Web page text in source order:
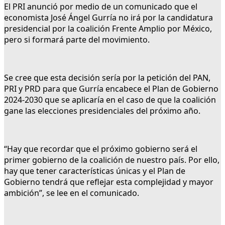
El PRI anunció por medio de un comunicado que el
economista José Ángel Gurría no irá por la candidatura
presidencial por la coalición Frente Amplio por México,
pero si formará parte del movimiento.
Se cree que esta decisión sería por la petición del PAN,
PRI y PRD para que Gurría encabece el Plan de Gobierno
2024-2030 que se aplicaría en el caso de que la coalición
gane las elecciones presidenciales del próximo año.
“Hay que recordar que el próximo gobierno será el
primer gobierno de la coalición de nuestro país. Por ello,
hay que tener características únicas y el Plan de
Gobierno tendrá que reflejar esta complejidad y mayor
ambición”, se lee en el comunicado.